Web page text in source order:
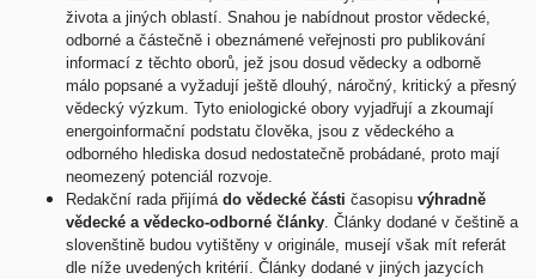
života a jiných oblastí. Snahou je nabídnout prostor vědecké,
odborné a částečně i obeznámené veřejnosti pro publikování
informací z těchto oborů, jež jsou dosud vědecky a odborně
málo popsané a vyžadují ještě dlouhý, náročný, kritický a přesný
vědecký výzkum. Tyto eniologické obory vyjadřují a zkoumají
energoinformační podstatu člověka, jsou z vědeckého a
odborného hlediska dosud nedostatečně probádané, proto mají
neomezený potenciál rozvoje.
Redakční rada přijímá do vědecké části časopisu výhradně
vědecké a vědecko-odborné články . Články dodané v češtině a
slovenštině budou vytištěny v originále, musejí však mít referát
dle níže uvedených kritérií. Články dodané v jiných jazycích